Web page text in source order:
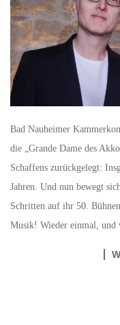
Bad Nauheimer
die „Grande Dame des
Schaffens zurückgelegt:
Jahren. Und nun bewegt
Schritten auf ihr 50.
Musik! Wieder einmal,